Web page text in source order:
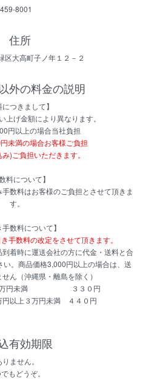
459-8001
住所
区大高町子ノ年１２－２
外の料金の説明
につきまして】
げ金額により異なります。
円以上の場合当社負担
未満の場合お客様ご負担
ご負担いただきます。
料について】
数料はお客様のご負担とさせて頂きま
す。
手数料について】
手数料の改定をさせて頂きます。
着時に運送会社の方に代金・送料と合
。商品価格3,000円以上の場合は、送
ん（沖縄県・離島を除く）
１万円未満 ３３０円
万円未満 ４４０円
有効期限
りません。
もどうぞ。